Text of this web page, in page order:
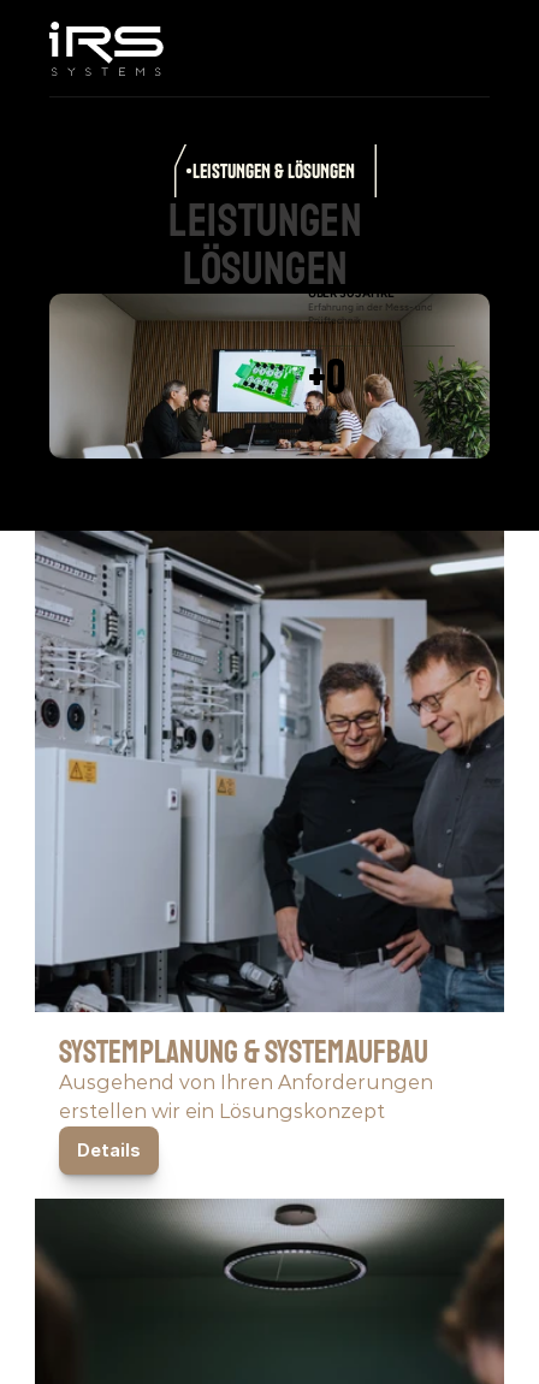
Home
Leistungen & Lösungen
LEISTUNGEN & LÖSUNGEN
leistungen
LösungenÜBER 30 JAHRE
Erfahrung in der Mess- und
Prüftechnik
+0
zufriedene
Kunden
Systemplanung & Systemaufbau
Ausgehend von Ihren Anforderungen
erstellen wir ein Lösungskonzept
Details